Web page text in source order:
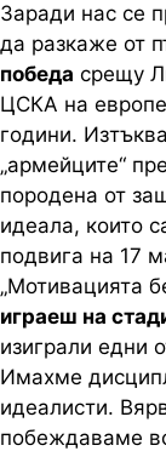
Заради нас се
да разкаже от
победа срещу
ЦСКА на
години.
„армейците“
породена от
идеала, които
подвига на 17
„Мотивацията
играеш на
изиграли едни
Имахме
идеалисти.
побеждаваме